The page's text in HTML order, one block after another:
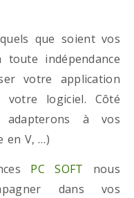
que soient vos
indépendance
votre application
logiciel. Côté
adapterons à vos
en V, …)
PC SOFT nous
dans vos